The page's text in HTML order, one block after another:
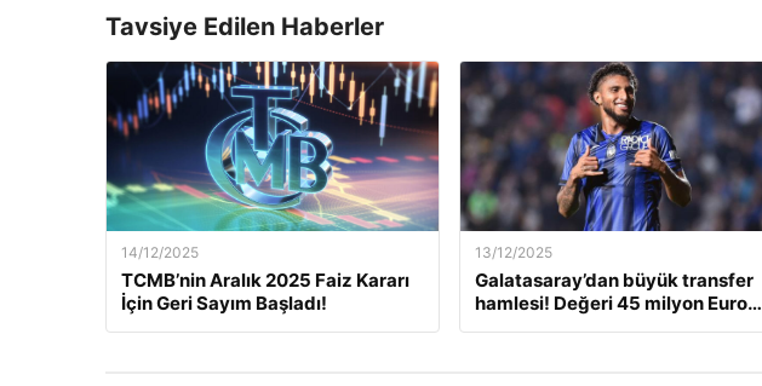
Tavsiye Edilen Haberler
14/12/2025
TCMB’nin Aralık 2025 Faiz Kararı
İçin Geri Sayım Başladı!
13/12/2025
Galatasaray’dan büyük transfer
hamlesi! Değeri 45 milyon Euro…